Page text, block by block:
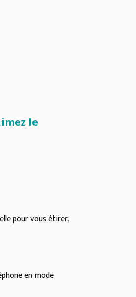
le
pour vous étirer,
en mode